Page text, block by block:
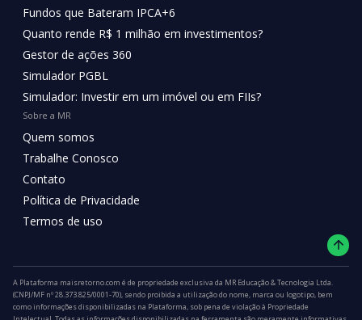
Fundos que Bateram IPCA+6
Quanto rende R$ 1 milhão em investimentos?
Gestor de ações 360
Simulador PGBL
Simulador: Investir em um imóvel ou em FIIs?
Sobre a MR
Quem somos
Trabalhe Conosco
Contato
Política de Privacidade
Termos de uso
A Plataforma maisretorno.com é de propriedade exclusiva da MR Educação & Tecnologia Ltda.
(CNPJ/MF nº 28.373.825/0001-70), sendo proibida a utilização do nome, marca ou logotipo, bem
como informações disponibilizadas na Plataforma, sob pena de violação à Propriedade